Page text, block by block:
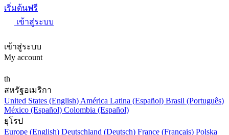
เริ่มต้นฟรี
เข้าสู่ระบบ
เข้าสู่ระบบ
My account
th
สหรัฐอเมริกา
United States (English) América Latina (Español) Brasil (Português)
México (Español) Colombia (Español)
ยุโรป
Europe (English) Deutschland (Deutsch) France (Français) Polska